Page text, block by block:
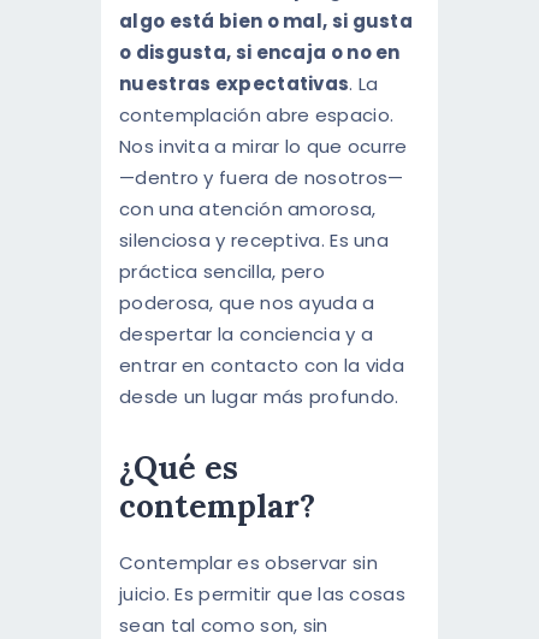
algo está bien o mal, si gusta
o disgusta, si encaja o no en
nuestras expectativas. La
contemplación abre espacio.
Nos invita a mirar lo que ocurre
—dentro y fuera de nosotros—
con una atención amorosa,
silenciosa y receptiva. Es una
práctica sencilla, pero
poderosa, que nos ayuda a
despertar la conciencia y a
entrar en contacto con la vida
desde un lugar más profundo.
¿Qué es
contemplar?
Contemplar es observar sin
juicio. Es permitir que las cosas
sean tal como son, sin